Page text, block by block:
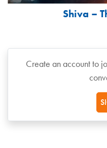
Shiva –
Create an account to